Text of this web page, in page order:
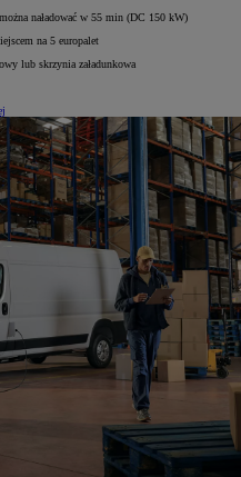
naładować w 55 min (DC 150 kW)
na 5 europalet
lub skrzynia załadunkowa